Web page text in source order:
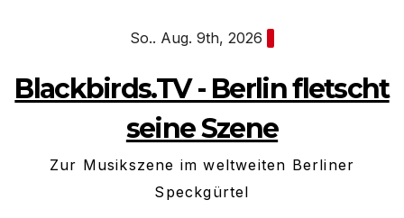
So.. Aug. 9th, 2026
Blackbirds.TV - Berlin fletscht
seine Szene
Zur Musikszene im weltweiten Berliner
Speckgürtel